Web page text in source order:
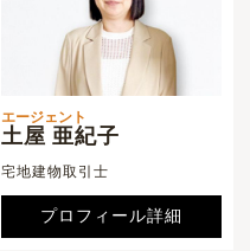
エージェント
土屋 亜紀子
宅地建物取引士
プロフィール詳細